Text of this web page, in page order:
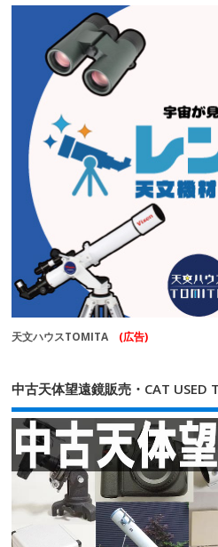
天文ハウスTOMITA (広告)
中古天体望遠鏡販売・CAT USED